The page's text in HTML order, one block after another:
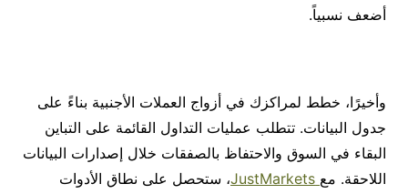
أضعف نسبياً.
وأخيرًا، خطط لمراكزك في أزواج العملات الأجنبية بناءً على
جدول البيانات. تتطلب عمليات التداول القائمة على التباين
البقاء في السوق والاحتفاظ بالصفقات خلال إصدارات البيانات
اللاحقة. مع
، ستحصل على نطاق الأدوات